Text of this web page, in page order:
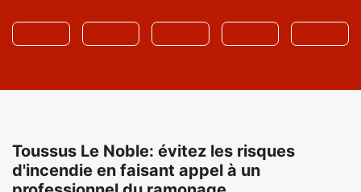
Toussus Le Noble: évitez les risques
d'incendie en faisant appel à un